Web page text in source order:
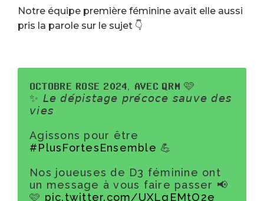
Notre équipe première féminine avait elle aussi
pris la parole sur le sujet 👇
𝐎𝐂𝐓𝐎𝐁𝐑𝐄 𝐑𝐎𝐒𝐄 𝟐𝟎𝟐𝟒, 𝐀𝐕𝐄𝐂 𝐐𝐑𝐌 🩷
✨ 𝘓𝘦 𝘥𝘦́𝘱𝘪𝘴𝘵𝘢𝘨𝘦 𝘱𝘳𝘦́𝘤𝘰𝘤𝘦 𝘴𝘢𝘶𝘷𝘦 𝘥𝘦𝘴
𝘷𝘪𝘦𝘴
Agissons pour être
#PlusFortesEnsemble 💪
Nos joueuses de D3 féminine ont
un message à vous faire passer 📢
🩷 pic.twitter.com/UXLqEMtO2e